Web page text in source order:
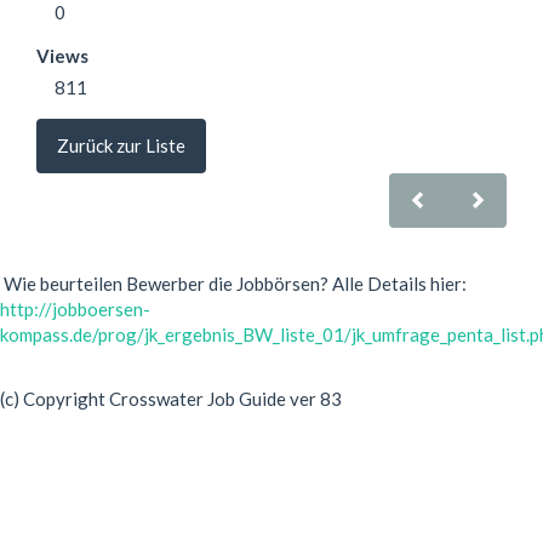
0
Views
811
Zurück zur Liste
Wie beurteilen Bewerber die Jobbörsen? Alle Details hier:
http://jobboersen-
kompass.de/prog/jk_ergebnis_BW_liste_01/
(c) Copyright Crosswater Job Guide ver 83